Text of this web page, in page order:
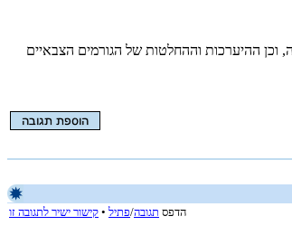
ההיערכות וההחלטות של הגורמים הצבאיים
הדפס תגובה/פתיל • קישור ישיר לתגובה זו